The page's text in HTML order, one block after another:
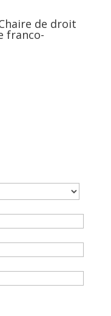
de droit
franco-